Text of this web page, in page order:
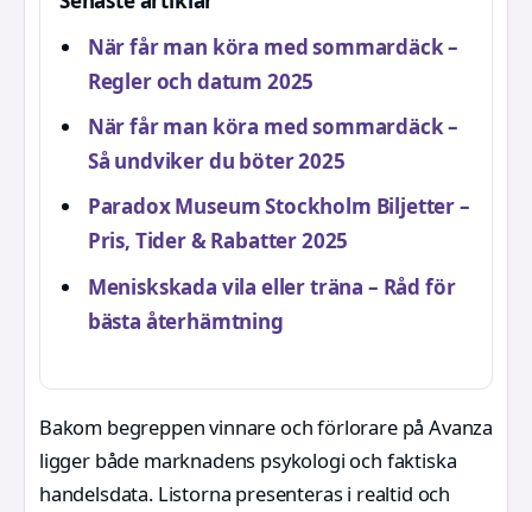
När får man köra med sommardäck –
Regler och datum 2025
När får man köra med sommardäck –
Så undviker du böter 2025
Paradox Museum Stockholm Biljetter –
Pris, Tider & Rabatter 2025
Meniskskada vila eller träna – Råd för
bästa återhämtning
Bakom begreppen vinnare och förlorare på Avanza
ligger både marknadens psykologi och faktiska
handelsdata. Listorna presenteras i realtid och